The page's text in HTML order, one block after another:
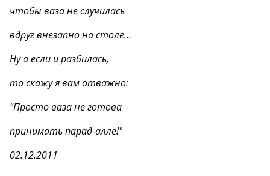
чтобы ваза не случилась
вдруг внезапно на столе…
Ну а если и разбилась,
то скажу я вам отважно:
"Просто ваза не готова
принимать парад-алле!"
02.12.2011